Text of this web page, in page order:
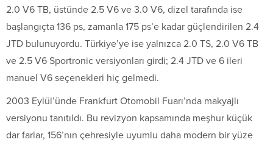
2.0 V6 TB, üstünde 2.5 V6 ve 3.0 V6, dizel tarafında ise
başlangıçta 136 ps, zamanla 175 ps’e kadar güçlendirilen 2.4
JTD bulunuyordu. Türkiye’ye ise yalnızca 2.0 TS, 2.0 V6 TB
ve 2.5 V6 Sportronic versiyonları girdi; 2.4 JTD ve 6 ileri
manuel V6 seçenekleri hiç gelmedi.
2003 Eylül’ünde Frankfurt Otomobil Fuarı’nda makyajlı
versiyonu tanıtıldı. Bu revizyon kapsamında meşhur küçük
dar farlar, 156’nın çehresiyle uyumlu daha modern bir yüze